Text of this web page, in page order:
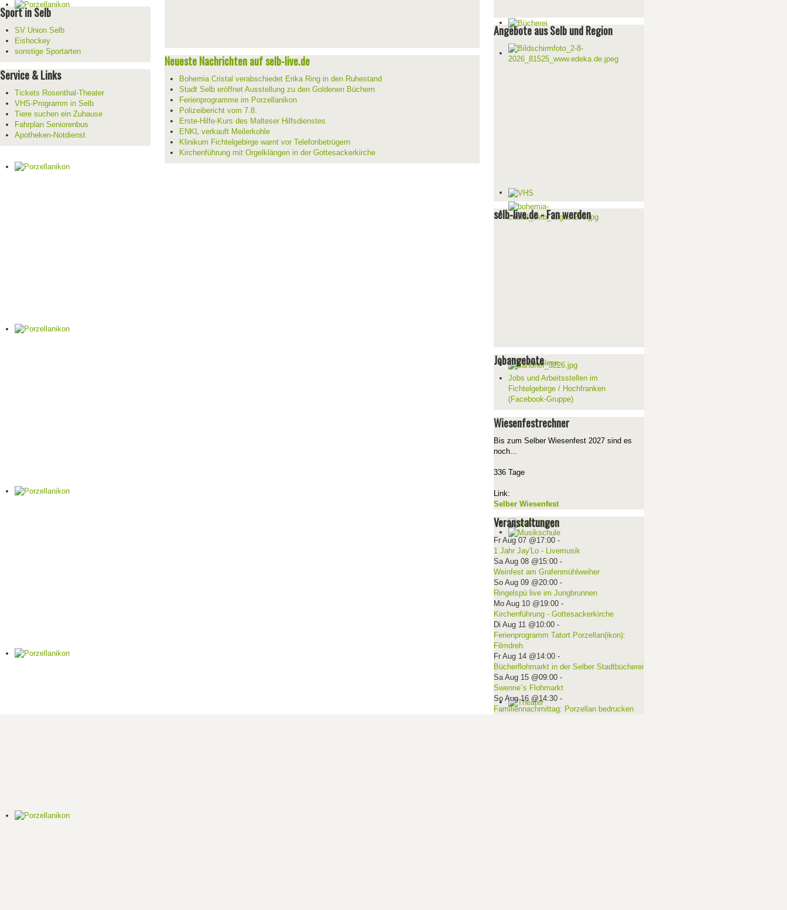
Sport in Selb
SV Union Selb
Eishockey
sonstige Sportarten
Service & Links
Tickets Rosenthal-Theater
VHS-Programm in Selb
Tiere suchen ein Zuhause
Fahrplan Seniorenbus
Apotheken-Notdienst
Neueste Nachrichten auf selb-live.de
Bohemia Cristal verabschiedet Erika Ring in den Ruhestand
Stadt Selb eröffnet Ausstellung zu den Goldenen Büchern
Ferienprogramme im Porzellanikon
Polizeibericht vom 7.8.
Erste-Hilfe-Kurs des Malteser Hilfsdienstes
ENKL verkauft Meilerkohle
Klinikum Fichtelgebirge warnt vor Telefonbetrügern
Kirchenführung mit Orgelklängen in der Gottesackerkirche
Angebote aus Selb und Region
selb-live.de - Fan werden
Jobangebote
Jobs und Arbeitsstellen im
Fichtelgebirge / Hochfranken
(Facebook-Gruppe)
Wiesenfestrechner
Bis zum Selber Wiesenfest 2027 sind es
noch...
336 Tage
Link:
Selber Wiesenfest
Veranstaltungen
Fr Aug 07 @17:00-
1 Jahr Jay'Lo - Livemusik
Sa Aug 08 @15:00-
Weinfest am Grafenmühlweiher
So Aug 09 @20:00-
Ringelspü live im Jungbrunnen
Mo Aug 10 @19:00-
Kirchenführung - Gottesackerkirche
Di Aug 11 @10:00-
Ferienprogramm Tatort Porzellan(ikon):
Filmdreh
Fr Aug 14 @14:00-
Bücherflohmarkt in der Selber Stadtbücherei
Sa Aug 15 @09:00-
Swenne´s Flohmarkt
So Aug 16 @14:30-
Familiennachmittag: Porzellan bedrucken